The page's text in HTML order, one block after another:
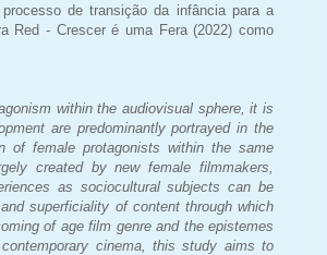
de transição da infância para a
Red - Crescer é uma Fera (2022) como
within the audiovisual sphere, it is
are predominantly portrayed in the
of female protagonists within the same
created by new female filmmakers,
as sociocultural subjects can be
superficiality of content through which
of age film genre and the epistemes
cinema, this study aims to